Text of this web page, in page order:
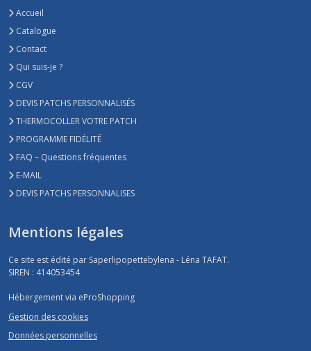
Accueil
Catalogue
Contact
Qui suis-je ?
CGV
DEVIS PATCHS PERSONNALISÉS
THERMOCOLLER VOTRE PATCH
PROGRAMME FIDÉLITÉ
FAQ – Questions fréquentes
E-MAIL
DEVIS PATCHS PERSONNALISES
Mentions légales
Ce site est édité par Saperlipopettebylena - Léna TAFAT.
SIREN : 414053454
Hébergement via eProShopping
Gestion des cookies
Données personnelles